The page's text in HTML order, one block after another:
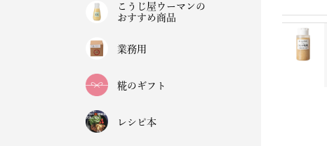
こうじ屋ウーマンの
おすすめ商品
業務用
糀のギフト
レシピ本